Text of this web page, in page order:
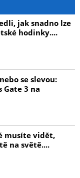
jak snadno lze
hodinky....
se slevou:
Gate 3 na
musíte vidět,
na světě....